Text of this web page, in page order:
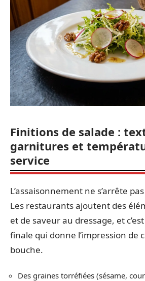
Finitions de salade :
garnitures et
service
L’assaisonnement ne s’arrête
Les restaurants ajoutent des
et de saveur au dressage, et
finale qui donne l’impression de
bouche.
Des graines torréfiées (sésame,